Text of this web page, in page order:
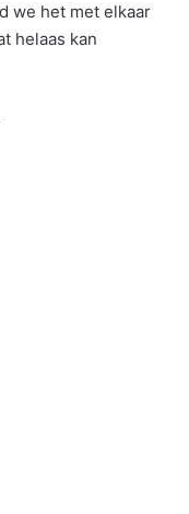
we het met elkaar
helaas kan